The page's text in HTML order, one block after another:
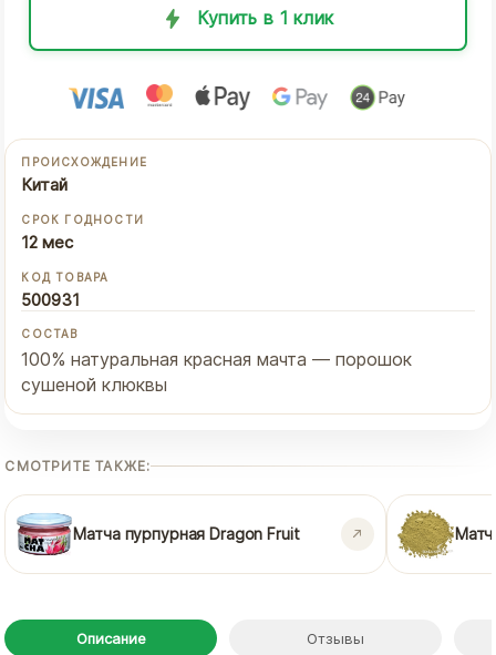
Купить в 1 клик
ПРОИСХОЖДЕНИЕ
Китай
СРОК ГОДНОСТИ
12 мес
КОД ТОВАРА
500931
СОСТАВ
100% натуральная красная мачта — порошок
сушеной клюквы
СМОТРИТЕ ТАКЖЕ:
Матча пурпурная Dragon Fruit
Описание Отзывы